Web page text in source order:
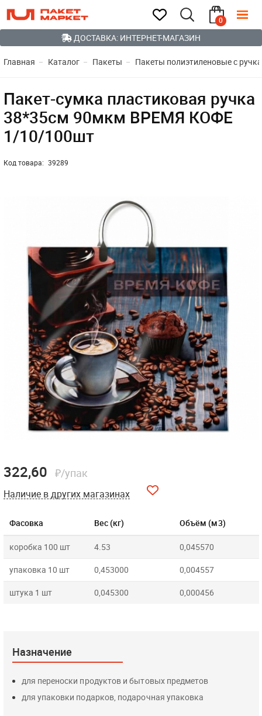
0
ДОСТАВКА: ИНТЕРНЕТ-МАГАЗИН
Главная Каталог Пакеты Пакеты полиэтиленовые с
Пакет-сумка пластиковая ручка
38*35см 90мкм ВРЕМЯ КОФЕ
1/10/100шт
Код товара: 39289
Фасовка Вес (кг) Объём (м3)
коробка 100 шт 4.53 0,045570
упаковка 10 шт 0,453000 0,004557
штука 1 шт 0,045300 0,000456
322,60 ₽/упак
Наличие в других магазинах
Назначение
для переноски продуктов и бытовых предметов
для упаковки подарков, подарочная упаковка